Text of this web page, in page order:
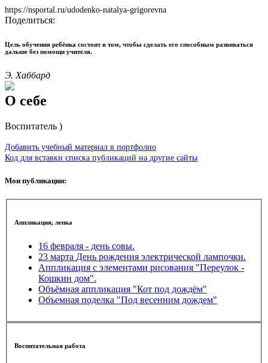
https://nsportal.ru/udodenko-natalya-grigorevna
Поделиться:
Цель обучения ребёнка состоит в том, чтобы сделать его способным развиваться
дальше без помощи учителя.
Э. Хаббард
О себе
Воспитатель )
Добавить учебный материал в портфолио
Код для вставки списка публикаций на другие сайты
Мои публикации:
Аппликация, лепка
16 февраля - день совы.
23 марта День рождения электрической лампочки.
Аппликация с элементами рисования "Переулок -
Кошкин дом".
Объёмная аппликация "Кот под дождём"
Объемная поделка "Под весенним дождем"
Воспитательная работа